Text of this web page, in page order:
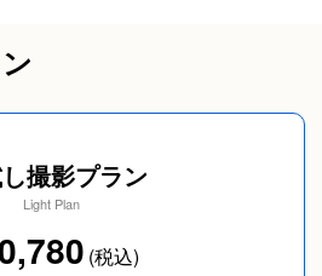
撮影プラン
Light Plan
(税込)